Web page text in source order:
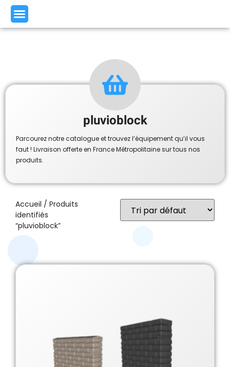
pluvioblock
Parcourez notre catalogue et trouvez l’équipement qu’il vous
faut ! Livraison offerte en France Métropolitaine sur tous nos
produits.
Accueil / Produits
identifiés
“pluvioblock”